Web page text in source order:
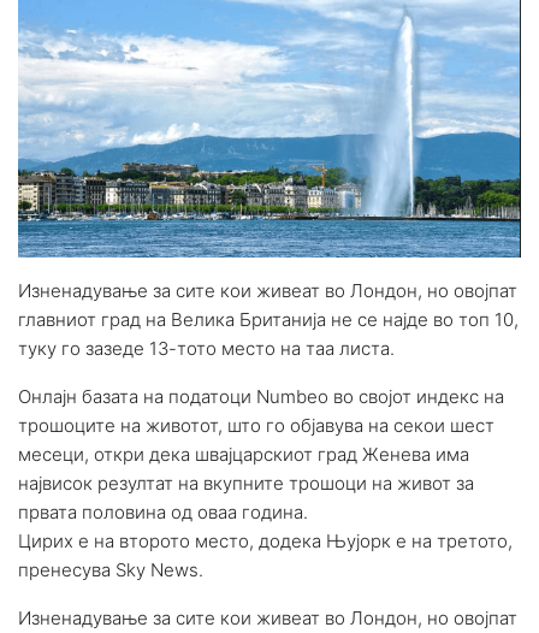
Изненадување за сите кои живеат во Лондон, но овојпат
главниот град на Велика Британија не се најде во топ 10,
туку го зазеде 13-тото место на таа листа.
Онлајн базата на податоци Numbeo во својот индекс на
трошоците на животот, што го објавува на секои шест
месеци, откри дека швајцарскиот град Женева има
највисок резултат на вкупните трошоци на живот за
првата половина од оваа година.
Цирих е на второто место, додека Њујорк е на третото,
пренесува Sky News.
Изненадување за сите кои живеат во Лондон, но овојпат